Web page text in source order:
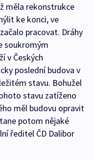
měla rekonstrukce
ke konci, ve
pracovat. Dráhy
soukromým
v Českých
poslední budova v
stavu. Bohužel
stavu zatíženo
měl budovu opravit
potom nějaké
ředitel ČD Dalibor